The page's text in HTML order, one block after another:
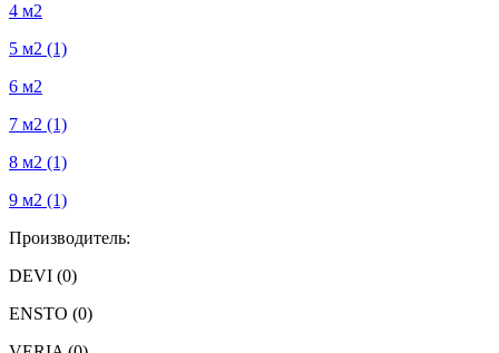
4 м2
5 м2 (1)
6 м2
7 м2 (1)
8 м2 (1)
9 м2 (1)
Производитель:
DEVI (0)
ENSTO (0)